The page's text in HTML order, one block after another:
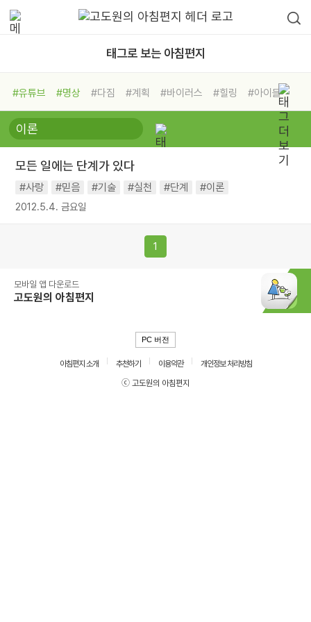
태그로 보는 아침편지
#유튜브 #명상 #다짐 #계획 #바이러스 #힐링
#아이들
#비전캠프
#독서캠프 #삶
#희망
#나눔 #친구 #링컨학교
#독서
#건강 #면역력
모든 일에는 단계가 있다
#사랑 #믿음 #기술 #실천 #단계 #이론
2012.5.4. 금요일
1
모바일 앱 다운로드
고도원의 아침편지
PC 버전
아침편지 소개 추천하기 이용약관
개인정보 처리방침
ⓒ 고도원의 아침편지